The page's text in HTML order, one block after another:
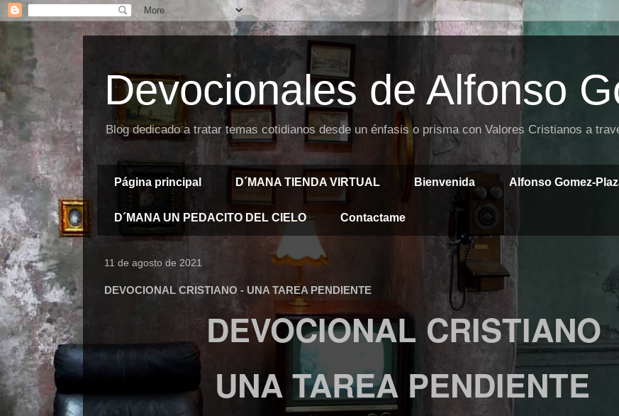
Devocionales de Alfonso
Blog dedicado a tratar temas cotidianos desde un énfasis o prisma con Valores Cristianos a
Página principal D´MANA TIENDA VIRTUAL Bienvenida Alfonso Gomez-
D´MANA UN PEDACITO DEL CIELO Contactame
11 de agosto de 2021
DEVOCIONAL CRISTIANO - UNA TAREA PENDIENTE
DEVOCIONAL CRISTIANO
UNA TAREA PENDIENTE